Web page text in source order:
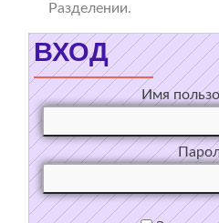
Разделении.
ВХОД
Имя